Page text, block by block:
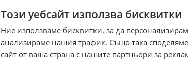
Арт.№: 240998
Този уебсайт използва бисквитки
Ние използваме бисквитки, за да
анализираме нашия трафик. Също така
сайт от ваша страна с нашите партньори за